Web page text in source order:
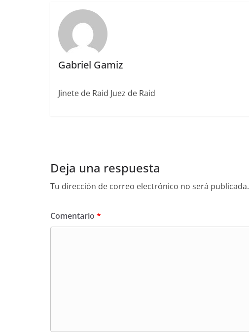
o
k
Gabriel Gamiz
Jinete de Raid Juez de Raid
Deja una respuesta
Tu dirección de correo electrónico no será publicada.
Comentario *